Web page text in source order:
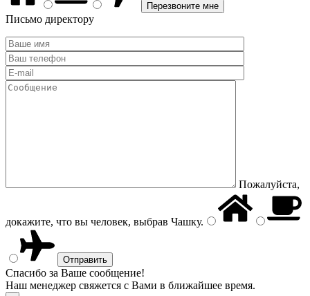
Письмо директору
Пожалуйста,
докажите, что вы человек, выбрав Чашку.
Спасибо за Ваше сообщение!
Наш менеджер свяжется с Вами в ближайшее время.